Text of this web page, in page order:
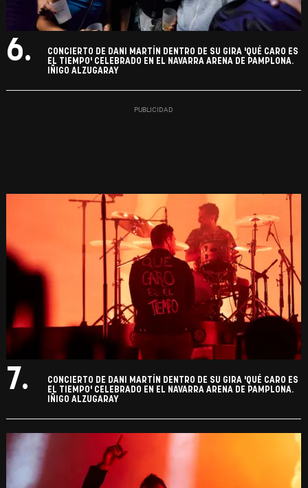
6.
CONCIERTO DE DANI MARTÍN DENTRO DE SU GIRA 'QUÉ CARO ES
EL TIEMPO' CELEBRADO EN EL NAVARRA ARENA DE PAMPLONA.
IÑIGO ALZUGARAY
7.
CONCIERTO DE DANI MARTÍN DENTRO DE SU GIRA 'QUÉ CARO ES
EL TIEMPO' CELEBRADO EN EL NAVARRA ARENA DE PAMPLONA.
IÑIGO ALZUGARAY